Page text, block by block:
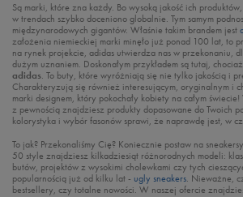
Są marki, które zna każdy. Bo wysoką jakość ich
w trendach szybko doceniono globalnie. Tym samym
międzynarodowych gigantów. Właśnie takim brandem jest
założenia niemieckiej marki minęło już ponad 100 lat, to
na rynek projekcie, adidas utwierdza nas w przekonaniu,
dużym uznaniem. Doskonałym przykładem są tutaj,
adidas. To buty, które wyróżniają się nie tylko jakością i
Charakteryzują się również interesującym, oryginalnym i
marki designem, który pokochały kobiety na całym
z pewnością znajdziesz produkty dopasowane do Twoich
kolorystyka i wybór fasonów sprawi, że naprawdę jest, w
To jak? Przekonaliśmy Cię? Koniecznie postaw na
50 style znajdziesz kilkadziesiąt różnorodnych modeli:
butów, projektów z wysokimi cholewkami czy tych
popularnością już od kilku lat - ugly sneakers. Nieważne,
bestsellery, czy totalne nowości. W naszej ofercie